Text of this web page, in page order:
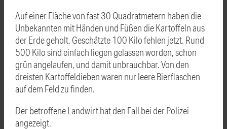
Auf einer Fläche von fast 30 Quadratmetern haben die
Unbekannten mit Händen und Füßen die Kartoffeln aus
der Erde geholt. Geschätzte 100 Kilo fehlen jetzt. Rund
500 Kilo sind einfach liegen gelassen worden, schon
grün angelaufen, und damit unbrauchbar. Von den
dreisten Kartoffeldieben waren nur leere Bierflaschen
auf dem Feld zu finden.
Der betroffene Landwirt hat den Fall bei der Polizei
angezeigt.